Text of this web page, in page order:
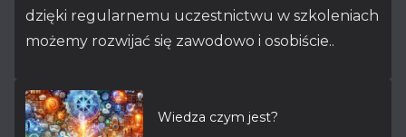
dzięki regularnemu uczestnictwu w szkoleniach
możemy rozwijać się zawodowo i osobiście..
Wiedza czym jest?